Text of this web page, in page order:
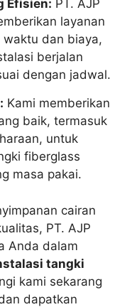
Efisien: PT. AJP
layanan
dan biaya,
berjalan
dengan jadwal.
Kami memberikan
baik, termasuk
untuk
fiberglass
masa pakai.
cairan
PT. AJP
Anda dalam
tangki
kami sekarang
dapatkan